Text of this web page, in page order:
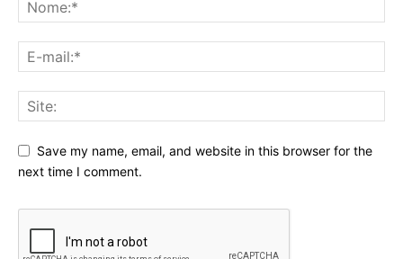
Save my name, email, and website in this browser for the
next time I comment.